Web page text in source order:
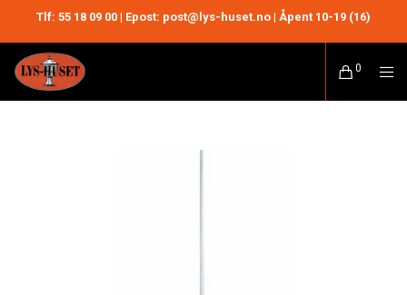
Tlf: 55 18 09 00 | Epost: post@lys-huset.no | Åpent 10-19 (16)
0